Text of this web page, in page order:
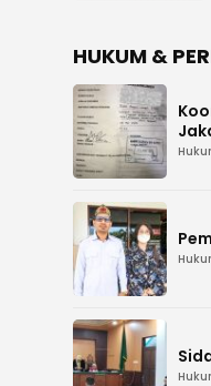
HUKUM &